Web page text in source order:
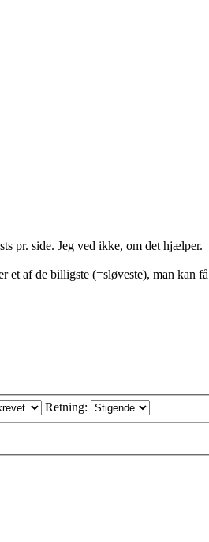
pr. side. Jeg ved ikke, om det hjælper.
et af de billigste (=sløveste), man kan få
Retning: